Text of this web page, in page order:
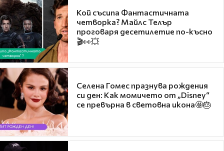
Кой съсипа Фантастичната
четворка? Майлс Телър
проговаря десетилетие по-късно
🎬👀💥
Селена Гомес празнува рождения
си ден: Как момичето от „Disney“
се превърна в световна икона🤩🎂